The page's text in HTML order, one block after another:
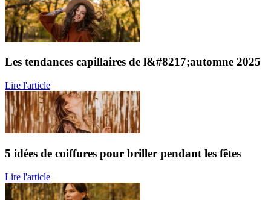
Les tendances capillaires de l&#8217;automne 2025
Lire l'article
5 idées de coiffures pour briller pendant les fêtes
Lire l'article